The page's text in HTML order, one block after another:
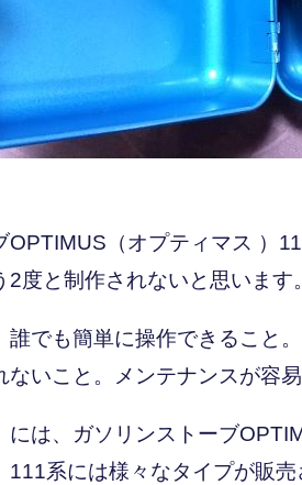
OPTIMUS（オプティマス ）
度と制作されないと思います。
誰でも簡単に操作できること
ないこと。メンテナンスが容
には、ガソリンストーブ
系には様々なタイプが販売